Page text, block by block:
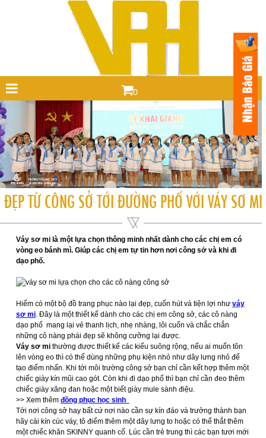
0
ĐẸP TỪ CÔNG SỞ TỚI ĐƯỜNG PHỐ VỚI VÁY SƠ MI
Váy sơ mi là một lựa chọn thông minh nhất dành cho các chị em có
vòng eo bánh mì. Giúp các chị em tự tin hơn nơi công sở và khi đi
dạo phố.
Hiếm có một bộ đồ trang phục nào lại đẹp, cuốn hút và tiện lợi như váy
sơ mi. Đây là một thiết kế dành cho các chị em công sở, các cô nàng
dạo phố mang lại vẻ thanh lịch, nhẹ nhàng, lôi cuốn và chắc chắn
những cô nàng phái đẹp sẽ không cưỡng lại được.
Váy sơ mithường được thiết kế các kiểu suông rộng, nếu ai muốn tôn
lên vòng eo thì có thể dùng những phụ kiện nhỏ như dây lưng nhỏ để
tạo điểm nhấn. Khi tới môi trường công sở bạn chỉ cần kết hợp thêm một
chiếc giày kín mũi cao gót. Còn khi đi dạo phố thì bạn chỉ cần đeo thêm
chiếc giày xăng đan hoặc một biết giày mule sành điệu.
>> Xem thêm đồng phục học sinh
Tới nơi công sở hay bất cứ nơi nào cần sự kín đáo và trưởng thành bạn
hãy cài kín cúc váy, tô điểm thêm một dây lưng to hoặc có thể thắt thêm
một chiếc khăn SKINNY quanh cổ. Lúc cần trẻ trung thì các bạn tươi mới